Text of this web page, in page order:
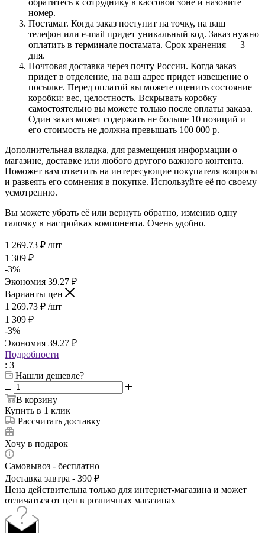
номер.
Постамат. Когда заказ поступит на точку, на ваш
телефон или e-mail придет уникальный код. Заказ нужно
оплатить в терминале постамата. Срок хранения — 3
дня.
Почтовая доставка через почту России. Когда заказ
придет в отделение, на ваш адрес придет извещение о
посылке. Перед оплатой вы можете оценить состояние
коробки: вес, целостность. Вскрывать коробку
самостоятельно вы можете только после оплаты заказа.
Один заказ может содержать не больше 10 позиций и
его стоимость не должна превышать 100 000 р.
Дополнительная вкладка, для размещения информации о
магазине, доставке или любого другого важного контента.
Поможет вам ответить на интересующие покупателя вопросы
и развеять его сомнения в покупке. Используйте её по своему
усмотрению.
Вы можете убрать её или вернуть обратно, изменив одну
галочку в настройках компонента. Очень удобно.
1 269.73 ₽ /шт
1 309 ₽
-3%
Экономия 39.27 ₽
Варианты цен
1 269.73 ₽ /шт
1 309 ₽
-3%
Экономия 39.27 ₽
Подробности
: 3
Нашли дешевле?
В корзину
Купить в 1 клик
Рассчитать доставку
Хочу в подарок
Самовывоз - бесплатно
Доставка завтра - 390 ₽
Цена действительна только для интернет-магазина и может
отличаться от цен в розничных магазинах